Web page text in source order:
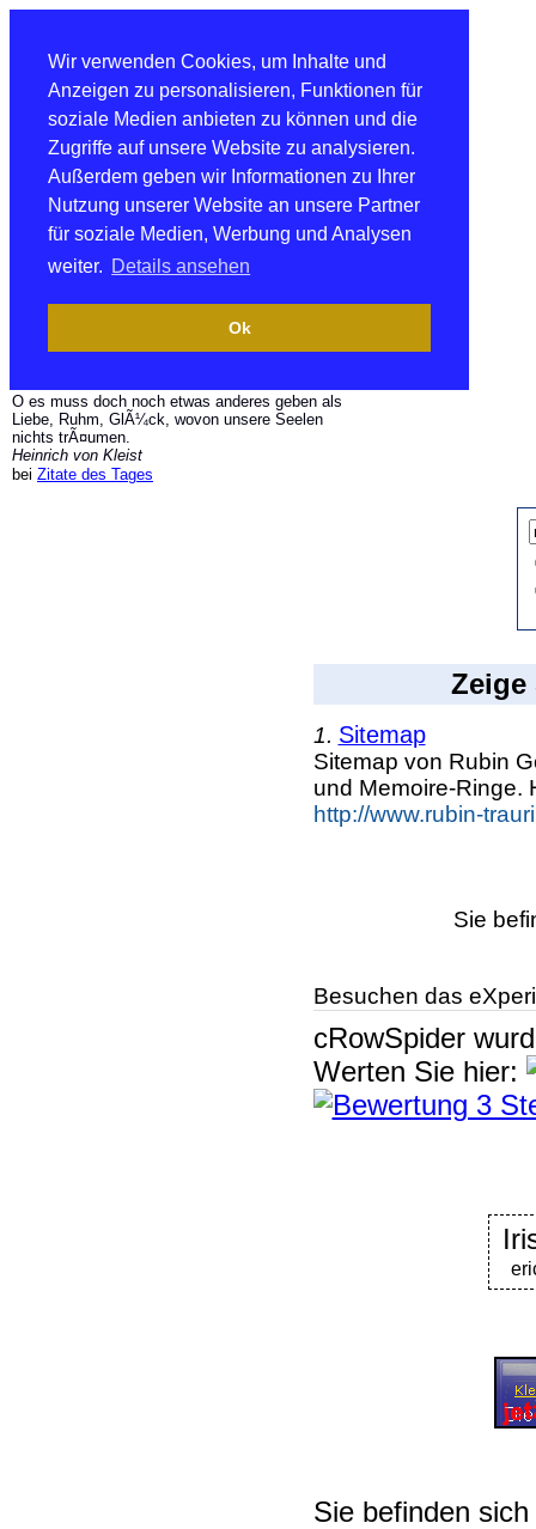
Wir verwenden Cookies, um Inhalte und
Anzeigen zu personalisieren, Funktionen für
soziale Medien anbieten zu können und die
Zugriffe auf unsere Website zu analysieren.
Außerdem geben wir Informationen zu Ihrer
Nutzung unserer Website an unsere Partner
für soziale Medien, Werbung und Analysen
weiter. Details ansehen
Ok
O es muss doch noch etwas anderes geben als
Liebe, Ruhm, GlÃ¼ck, wovon unsere Seelen
nichts trÃ¤umen.
Heinrich von Kleist
bei Zitate des Tages
Zeige
1. Sitemap
Sitemap von Rubin
und Memoire-Ringe.
http://www.rubin-
Sie
Besuchen das
cRowSpider
Werten Sie hier:
Sie befinden